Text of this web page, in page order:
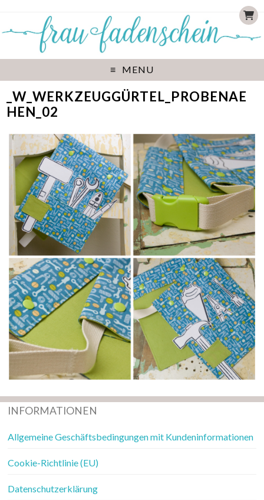
MENU
_W_WERKZEUGGÜRTEL_PROBENAE
HEN_02
INFORMATIONEN
Allgemeine Geschäftsbedingungen mit Kundeninformationen
Cookie-Richtlinie (EU)
Datenschutzerklärung